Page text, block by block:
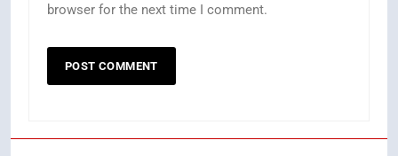
browser for the next time I comment.